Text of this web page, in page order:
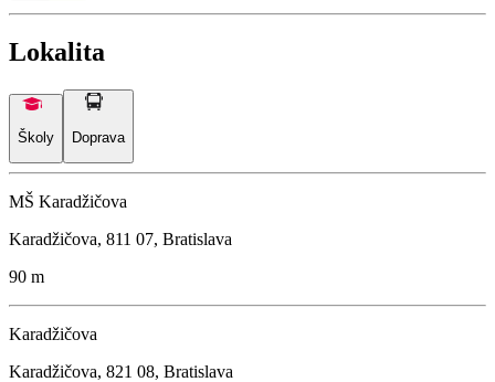
Lokalita
Školy Doprava
MŠ Karadžičova
Karadžičova, 811 07, Bratislava
90 m
Karadžičova
Karadžičova, 821 08, Bratislava